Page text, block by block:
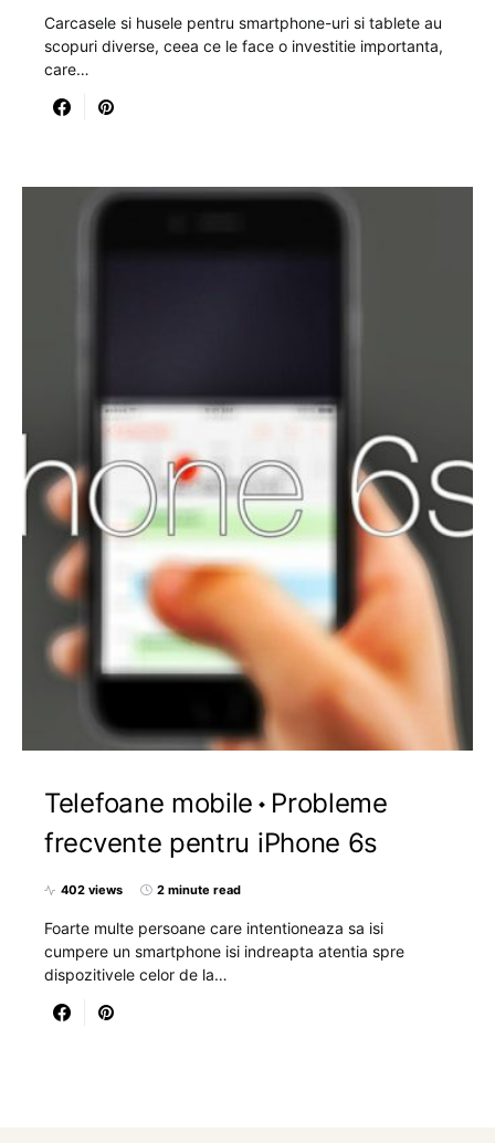
Carcasele si husele pentru smartphone-uri si tablete au
scopuri diverse, ceea ce le face o investitie importanta,
care…
Telefoane mobile
Probleme
frecvente pentru iPhone 6s
402 views 2 minute read
Foarte multe persoane care intentioneaza sa isi
cumpere un smartphone isi indreapta atentia spre
dispozitivele celor de la…